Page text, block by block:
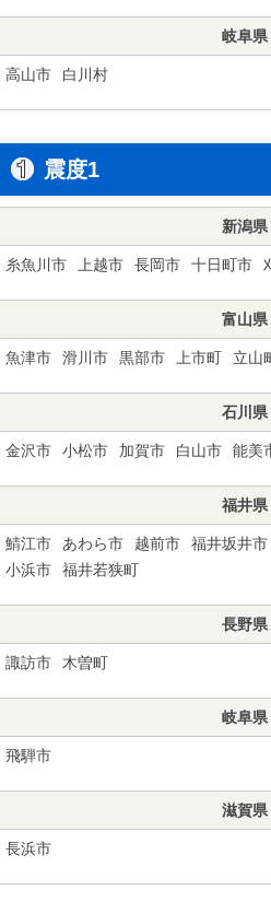
岐阜県
高山市 白川村
震度1
新潟県
糸魚川市 上越市 長岡市 十日町市
富山県
魚津市 滑川市 黒部市 上市町 立山
石川県
金沢市 小松市 加賀市 白山市 能美
福井県
鯖江市 あわら市 越前市 福井坂井市
小浜市
福井若狭町
長野県
諏訪市 木曽町
岐阜県
飛騨市
滋賀県
長浜市